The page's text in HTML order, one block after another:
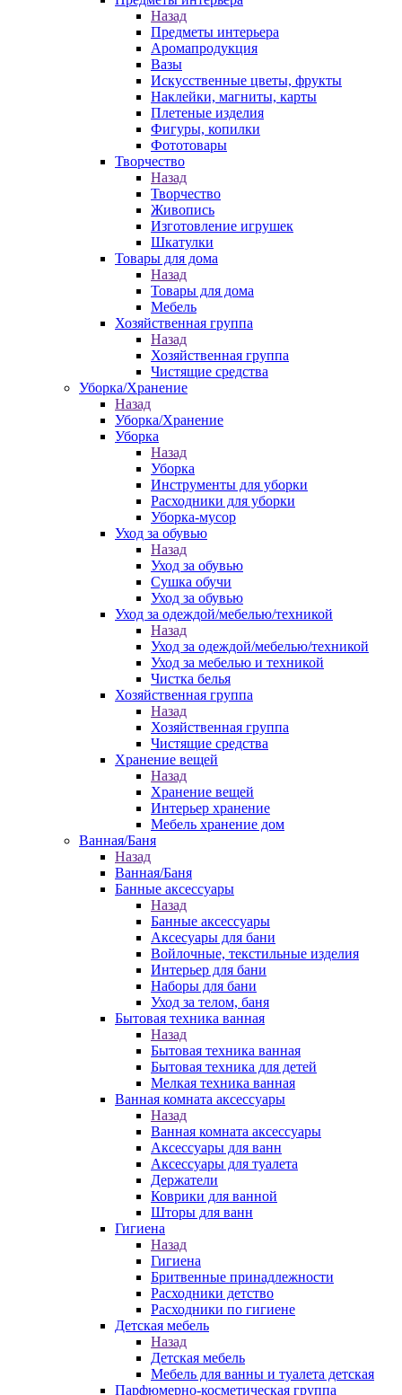
Назад
Предметы интерьера
Аромапродукция
Вазы
Искусственные цветы, фрукты
Наклейки, магниты, карты
Плетеные изделия
Фигуры, копилки
Фототовары
Творчество
Назад
Творчество
Живопись
Изготовление игрушек
Шкатулки
Товары для дома
Назад
Товары для дома
Мебель
Хозяйственная группа
Назад
Хозяйственная группа
Чистящие средства
Уборка/Хранение
Назад
Уборка/Хранение
Уборка
Назад
Уборка
Инструменты для уборки
Расходники для уборки
Уборка-мусор
Уход за обувью
Назад
Уход за обувью
Сушка обучи
Уход за обувью
Уход за одеждой/мебелью/техникой
Назад
Уход за одеждой/мебелью/техникой
Уход за мебелью и техникой
Чистка белья
Хозяйственная группа
Назад
Хозяйственная группа
Чистящие средства
Хранение вещей
Назад
Хранение вещей
Интерьер хранение
Мебель хранение дом
Ванная/Баня
Назад
Ванная/Баня
Банные аксессуары
Назад
Банные аксессуары
Аксесуары для бани
Войлочные, текстильные изделия
Интерьер для бани
Наборы для бани
Уход за телом, баня
Бытовая техника ванная
Назад
Бытовая техника ванная
Бытовая техника для детей
Мелкая техника ванная
Ванная комната аксессуары
Назад
Ванная комната аксессуары
Аксессуары для ванн
Аксессуары для туалета
Держатели
Коврики для ванной
Шторы для ванн
Гигиена
Назад
Гигиена
Бритвенные принадлежности
Расходники детство
Расходники по гигиене
Детская мебель
Назад
Детская мебель
Мебель для ванны и туалета детская
Парфюмерно-косметическая группа